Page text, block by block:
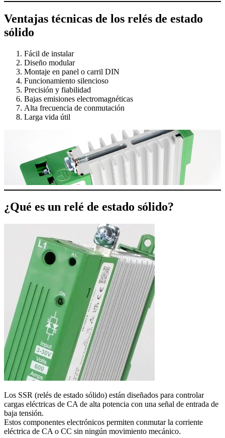
Ventajas técnicas de los relés de estado
sólido
Fácil de instalar
Diseño modular
Montaje en panel o carril DIN
Funcionamiento silencioso
Precisión y fiabilidad
Bajas emisiones electromagnéticas
Alta frecuencia de conmutación
Larga vida útil
¿Qué es un relé de estado sólido?
Los SSR (relés de estado sólido) están diseñados para controlar
cargas eléctricas de CA de alta potencia con una señal de entrada de
baja tensión.
Estos componentes electrónicos permiten conmutar la corriente
eléctrica de CA o CC sin ningún movimiento mecánico.